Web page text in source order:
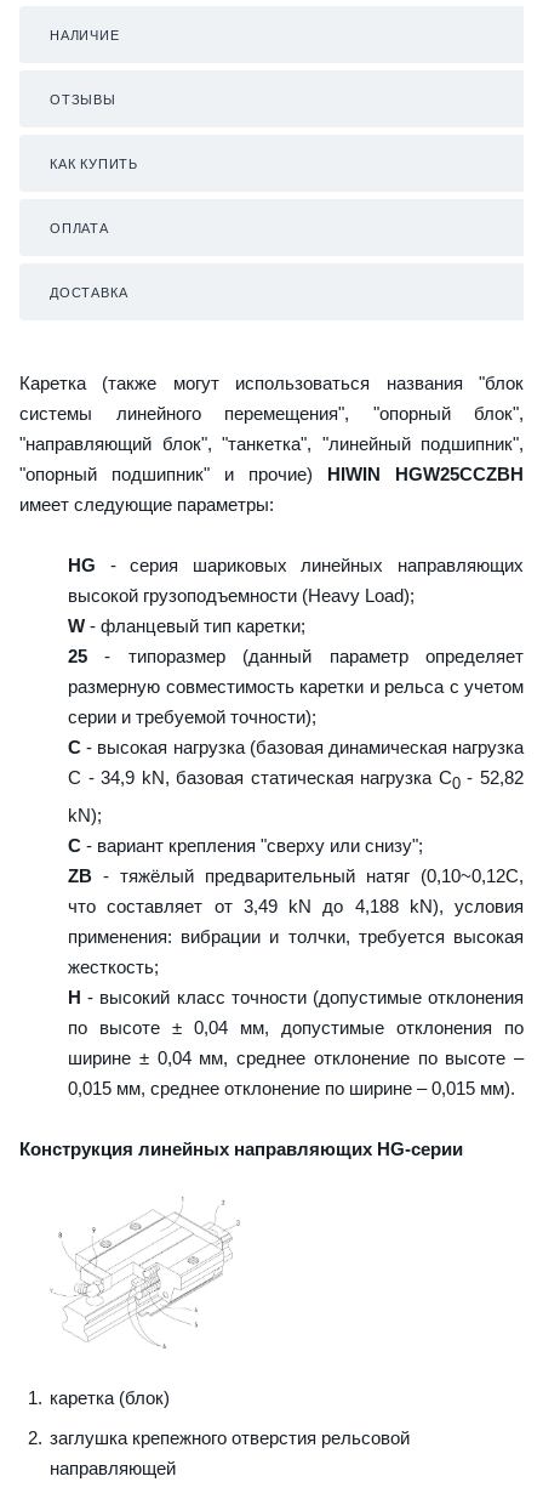
НАЛИЧИЕ
ОТЗЫВЫ
КАК КУПИТЬ
ОПЛАТА
ДОСТАВКА
Каретка (также могут использоваться названия "блок
системы линейного перемещения", "опорный блок",
"направляющий блок", "танкетка", "линейный подшипник",
"опорный подшипник" и прочие) HIWIN HGW25CCZBH
имеет следующие параметры:
HG - серия шариковых линейных направляющих
высокой грузоподъемности (Heavy Load);
W - фланцевый тип каретки;
25 - типоразмер (данный параметр определяет
размерную совместимость каретки и рельса с учетом
серии и требуемой точности);
C - высокая нагрузка (базовая динамическая нагрузка
C - 34,9 kN, базовая статическая нагрузка С0- 52,82
kN);
C - вариант крепления "сверху или снизу";
ZB - тяжёлый предварительный натяг (0,10~0,12C,
что составляет от 3,49 kN до 4,188 kN), условия
применения: вибрации и толчки, требуется высокая
жесткость;
H - высокий класс точности (допустимые отклонения
по высоте ± 0,04 мм, допустимые отклонения по
ширине ± 0,04 мм, среднее отклонение по высоте –
0,015 мм, среднее отклонение по ширине – 0,015 мм).
Конструкция линейных направляющих HG-серии
каретка (блок)
заглушка крепежного отверстия рельсовой
направляющей